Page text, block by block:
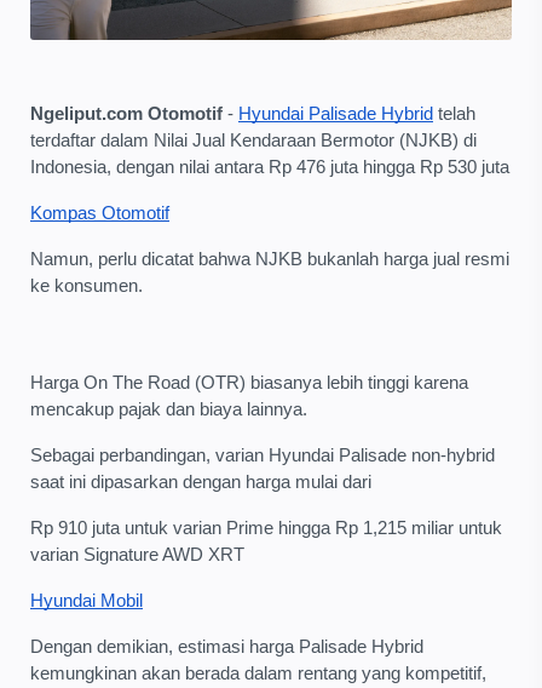
Ngeliput.com Otomotif - Hyundai Palisade Hybrid telah
terdaftar dalam Nilai Jual Kendaraan Bermotor (NJKB) di
Indonesia, dengan nilai antara Rp 476 juta hingga Rp 530 juta
Kompas Otomotif
Namun, perlu dicatat bahwa NJKB bukanlah harga jual resmi
ke konsumen.
Harga On The Road (OTR) biasanya lebih tinggi karena
mencakup pajak dan biaya lainnya.
Sebagai perbandingan, varian Hyundai Palisade non-hybrid
saat ini dipasarkan dengan harga mulai dari
Rp 910 juta untuk varian Prime hingga Rp 1,215 miliar untuk
varian Signature AWD XRT
Hyundai Mobil
Dengan demikian, estimasi harga Palisade Hybrid
kemungkinan akan berada dalam rentang yang kompetitif,